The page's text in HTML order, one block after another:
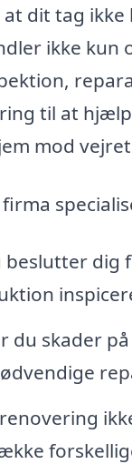
dit tag
ikke kun
til at
mod
beslutter dig
du skader